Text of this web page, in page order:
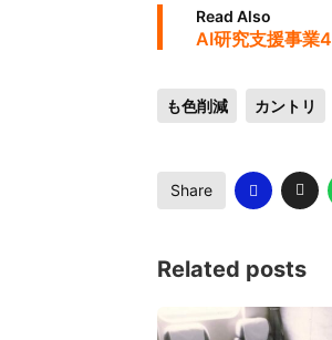
Read Also
AI研究支援事業
も色削減 カントリ
Share
Related posts